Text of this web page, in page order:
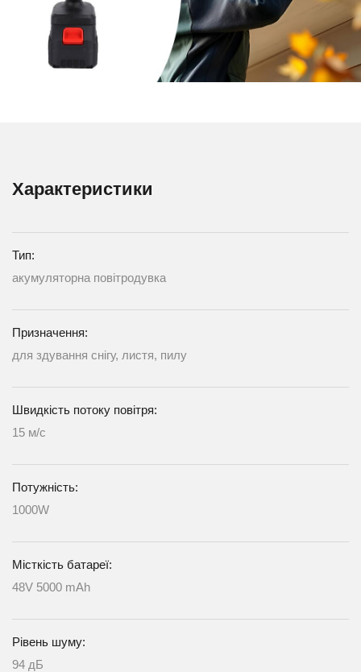
Характеристики
Тип:
акумуляторна повітродувка
Призначення:
для здування снігу, листя, пилу
Швидкість потоку повітря:
15 м/с
Потужність:
1000W
Місткість батареї:
48V 5000 mAh
Рівень шуму:
94 дБ